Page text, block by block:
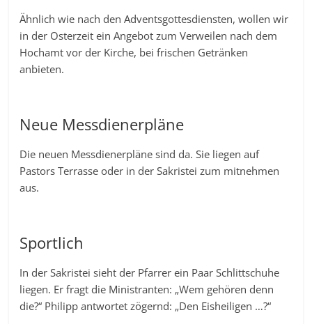
Ähnlich wie nach den Adventsgottesdiensten, wollen wir
in der Osterzeit ein Angebot zum Verweilen nach dem
Hochamt vor der Kirche, bei frischen Getränken
anbieten.
Neue Messdienerpläne
Die neuen Messdienerpläne sind da. Sie liegen auf
Pastors Terrasse oder in der Sakristei zum mitnehmen
aus.
Sportlich
In der Sakristei sieht der Pfarrer ein Paar Schlittschuhe
liegen. Er fragt die Ministranten: „Wem gehören denn
die?“ Philipp antwortet zögernd: „Den Eisheiligen …?“